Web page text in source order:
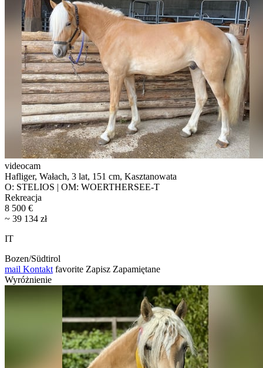
videocam
Hafliger, Wałach, 3 lat, 151 cm, Kasztanowata
O: STELIOS | OM: WOERTHERSEE-T
Rekreacja
8 500 €
~ 39 134 zł
IT
Bozen/Südtirol
mail Kontakt favorite Zapisz Zapamiętane
Wyróżnienie